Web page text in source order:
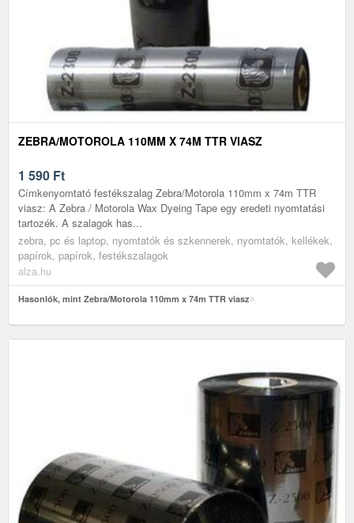
ZEBRA/MOTOROLA 110MM X 74M TTR VIASZ
1 590 Ft
Címkenyomtató festékszalag Zebra/Motorola 110mm x 74m TTR
viasz: A Zebra / Motorola Wax Dyeing Tape egy eredeti nyomtatási
tartozék. A szalagok has...
zebra, pc és laptop, nyomtatók és szkennerek, nyomtatók, kellékek,
papírok, papírok, festékszalagok
alza.hu
Hasonlók, mint Zebra/Motorola 110mm x 74m TTR viasz